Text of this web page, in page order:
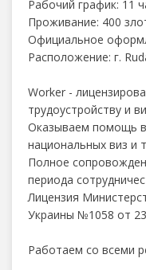
Рабочий график: 11
Проживание: 400
Официальное
Расположение: г.
Worker -
трудоустройству и
Оказываем помощь
национальных виз и
Полное
периода
Лицензия
Украины №1058 от
Работаем со всеми